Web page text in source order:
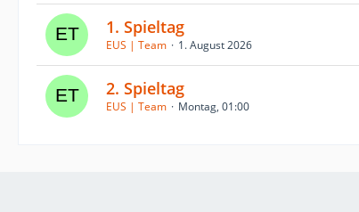
1. Spieltag
EUS | Team 1. August 2026
2. Spieltag
EUS | Team Montag, 01:00